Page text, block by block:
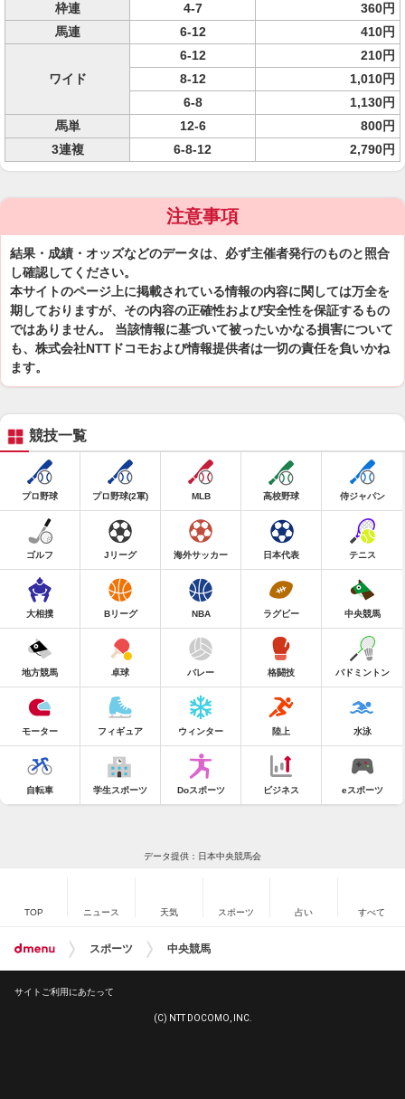
枠連
4-7
360円
馬連
6-12 410円
ワイド
6-12
210円
8-12
1,010円
6-8
1,130円
馬単
12-6
800円
3連複
6-8-12 2,790円
注意事項
結果・成績・オッズなどのデータは、必ず主催者発行のものと照合
し確認してください。
本サイトのページ上に掲載されている情報の内容に関しては万全を
期しておりますが、その内容の正確性および安全性を保証するもの
ではありません。 当該情報に基づいて被ったいかなる損害について
も、株式会社NTTドコモおよび情報提供者は一切の責任を負いかね
ます。
競技一覧
プロ野球 プロ野球(2軍) MLB 高校野球 侍ジャパン
ゴルフ Jリーグ 海外サッカー 日本代表 テニス
大相撲 Bリーグ NBA ラグビー 中央競馬
地方競馬 卓球 バレー 格闘技 バドミントン
モーター フィギュア ウィンター 陸上 水泳
自転車 学生スポーツ Doスポーツ ビジネス eスポーツ
データ提供：日本中央競馬会
TOP ニュース 天気 スポーツ 占い すべて
スポーツ 中央競馬
サイトご利用にあたって
(C) NTT DOCOMO, INC.